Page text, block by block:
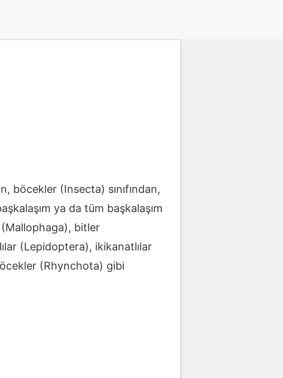
böcekler (Insecta) sınıfından,
ya da tüm başkalaşım
bitler
(Lepidoptera), ikikanatlılar
(Rhynchota) gibi